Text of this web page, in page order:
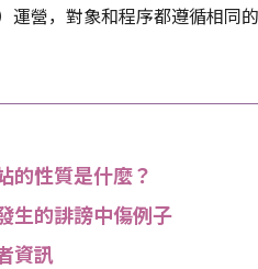
營，對象和程序都遵循相同的
的性質是什麼？
生的誹謗中傷例子
資訊